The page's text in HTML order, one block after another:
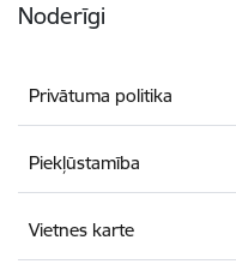
Noderīgi
Privātuma politika
Piekļūstamība
Vietnes karte